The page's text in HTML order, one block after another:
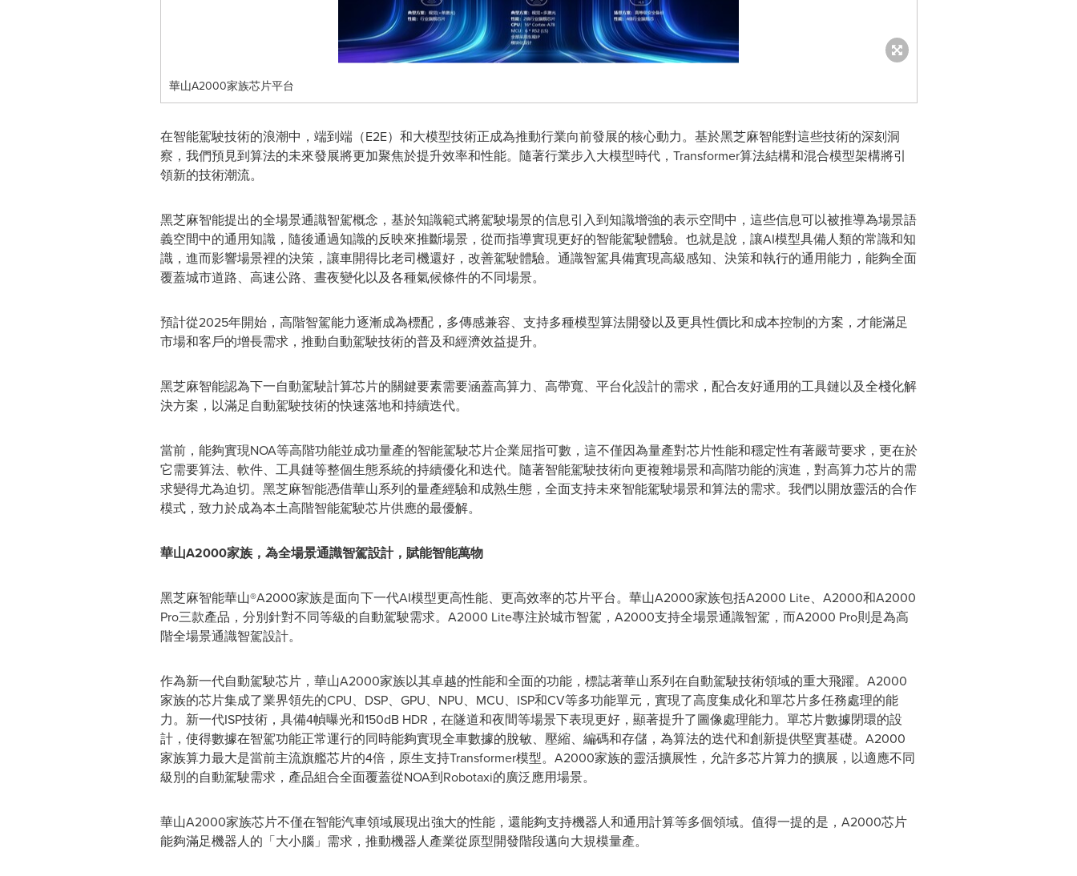
華山A2000家族芯片平台
在智能駕駛技術的浪潮中，端到端（E2E）和大模型技術正成為推動行業向前發展的核心動力。基於黑芝麻智能對這些技術的深刻洞
察，我們預見到算法的未來發展將更加聚焦於提升效率和性能。隨著行業步入大模型時代，Transformer算法結構和混合模型架構將引
領新的技術潮流。
黑芝麻智能提出的全場景通識智駕概念，基於知識範式將駕駛場景的信息引入到知識增強的表示空間中，這些信息可以被推導為場景語
義空間中的通用知識，隨後通過知識的反映來推斷場景，從而指導實現更好的智能駕駛體驗。也就是說，讓AI模型具備人類的常識和知
識，進而影響場景裡的決策，讓車開得比老司機還好，改善駕駛體驗。通識智駕具備實現高級感知、決策和執行的通用能力，能夠全面
覆蓋城市道路、高速公路、晝夜變化以及各種氣候條件的不同場景。
預計從2025年開始，高階智駕能力逐漸成為標配，多傳感兼容、支持多種模型算法開發以及更具性價比和成本控制的方案，才能滿足
市場和客戶的增長需求，推動自動駕駛技術的普及和經濟效益提升。
黑芝麻智能認為下一自動駕駛計算芯片的關鍵要素需要涵蓋高算力、高帶寬、平台化設計的需求，配合友好通用的工具鏈以及全棧化解
決方案，以滿足自動駕駛技術的快速落地和持續迭代。
當前，能夠實現NOA等高階功能並成功量產的智能駕駛芯片企業屈指可數，這不僅因為量產對芯片性能和穩定性有著嚴苛要求，更在於
它需要算法、軟件、工具鏈等整個生態系統的持續優化和迭代。隨著智能駕駛技術向更複雜場景和高階功能的演進，對高算力芯片的需
求變得尤為迫切。黑芝麻智能憑借華山系列的量產經驗和成熟生態，全面支持未來智能駕駛場景和算法的需求。我們以開放靈活的合作
模式，致力於成為本土高階智能駕駛芯片供應的最優解。
華山A2000家族，為全場景通識智駕設計，賦能智能萬物
黑芝麻智能華山®A2000家族是面向下一代AI模型更高性能、更高效率的芯片平台。華山A2000家族包括A2000 Lite、A2000和A2000
Pro三款產品，分別針對不同等級的自動駕駛需求。A2000 Lite專注於城市智駕，A2000支持全場景通識智駕，而A2000 Pro則是為高
階全場景通識智駕設計。
作為新一代自動駕駛芯片，華山A2000家族以其卓越的性能和全面的功能，標誌著華山系列在自動駕駛技術領域的重大飛躍。A2000
家族的芯片集成了業界領先的CPU、DSP、GPU、NPU、MCU、ISP和CV等多功能單元，實現了高度集成化和單芯片多任務處理的能
力。新一代ISP技術，具備4幀曝光和150dB HDR，在隧道和夜間等場景下表現更好，顯著提升了圖像處理能力。單芯片數據閉環的設
計，使得數據在智駕功能正常運行的同時能夠實現全車數據的脫敏、壓縮、編碼和存儲，為算法的迭代和創新提供堅實基礎。A2000
家族算力最大是當前主流旗艦芯片的4倍，原生支持Transformer模型。A2000家族的靈活擴展性，允許多芯片算力的擴展，以適應不同
級別的自動駕駛需求，產品組合全面覆蓋從NOA到Robotaxi的廣泛應用場景。
華山A2000家族芯片不僅在智能汽車領域展現出強大的性能，還能夠支持機器人和通用計算等多個領域。值得一提的是，A2000芯片
能夠滿足機器人的「大小腦」需求，推動機器人產業從原型開發階段邁向大規模量產。